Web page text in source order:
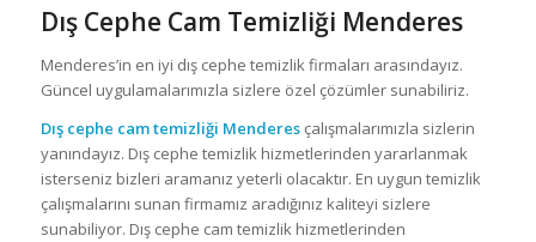
Dış Cephe Cam Temizliği Menderes
Menderes’in en iyi dış cephe temizlik firmaları arasındayız.
Güncel uygulamalarımızla sizlere özel çözümler sunabiliriz.
Dış cephe cam temizliği Menderes çalışmalarımızla sizlerin
yanındayız. Dış cephe temizlik hizmetlerinden yararlanmak
isterseniz bizleri aramanız yeterli olacaktır. En uygun temizlik
çalışmalarını sunan firmamız aradığınız kaliteyi sizlere
sunabiliyor. Dış cephe cam temizlik hizmetlerinden